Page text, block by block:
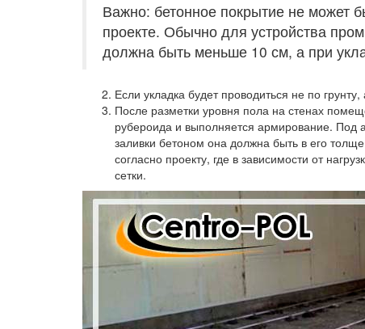
Важно: бетонное покрытие не может
проекте. Обычно для устройства
должна быть меньше 10 см, а при
Если укладка будет проводиться не по
После разметки уровня пола на стенах
рубероида и выполняется армирование. Под
заливки бетоном она должна быть в его
согласно проекту, где в зависимости от
сетки.